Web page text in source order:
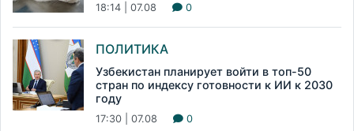
18:14 | 07.08 0
ПОЛИТИКА
Узбекистан планирует войти в топ-50
стран по индексу готовности к ИИ к 2030
году
17:30 | 07.08 0